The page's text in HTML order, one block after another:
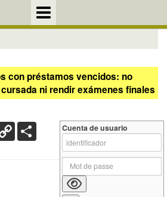
con préstamos vencidos: no
ni rendir exámenes finales
Copy
Link
Cuenta de usuario